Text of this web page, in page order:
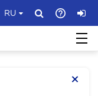
RU